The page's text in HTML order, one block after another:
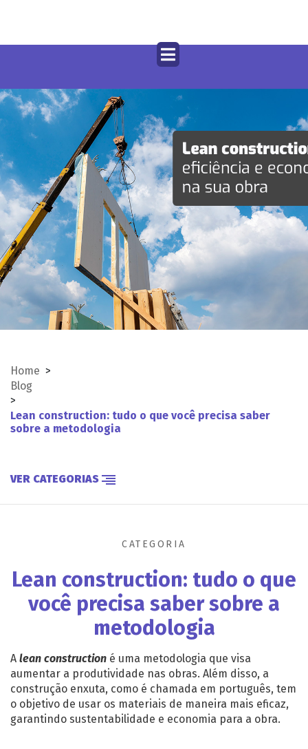
Home >
Blog
>
Lean construction: tudo o que você precisa saber
sobre a metodologia
VER CATEGORIAS
CATEGORIA
Lean construction: tudo o que
você precisa saber sobre a
metodologia
A lean construction é uma metodologia que visa
aumentar a produtividade nas obras. Além disso, a
construção enxuta, como é chamada em português, tem
o objetivo de usar os materiais de maneira mais eficaz,
garantindo sustentabilidade e economia para a obra.